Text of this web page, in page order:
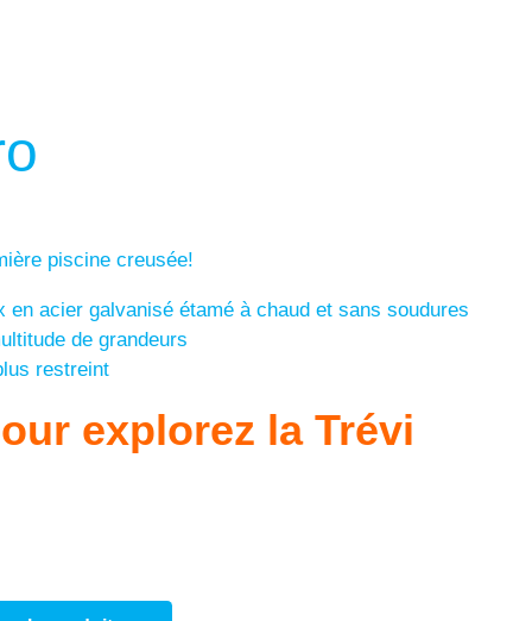
piscine creusée!
en acier galvanisé étamé à chaud et sans soudures
de grandeurs
restreint
explorez la Trévi